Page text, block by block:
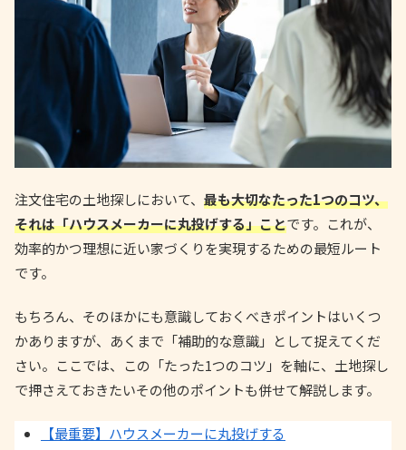
注文住宅の土地探しにおいて、 最も大切なたった1つのコツ、
それは「ハウスメーカーに丸投げする」ことです。これが、
効率的かつ理想に近い家づくりを実現するための最短ルート
です。
もちろん、そのほかにも意識しておくべきポイントはいくつ
かありますが、あくまで「補助的な意識」として捉えてくだ
さい。ここでは、この「たった1つのコツ」を軸に、土地探し
で押さえておきたいその他のポイントも併せて解説します。
【最重要】ハウスメーカーに丸投げする